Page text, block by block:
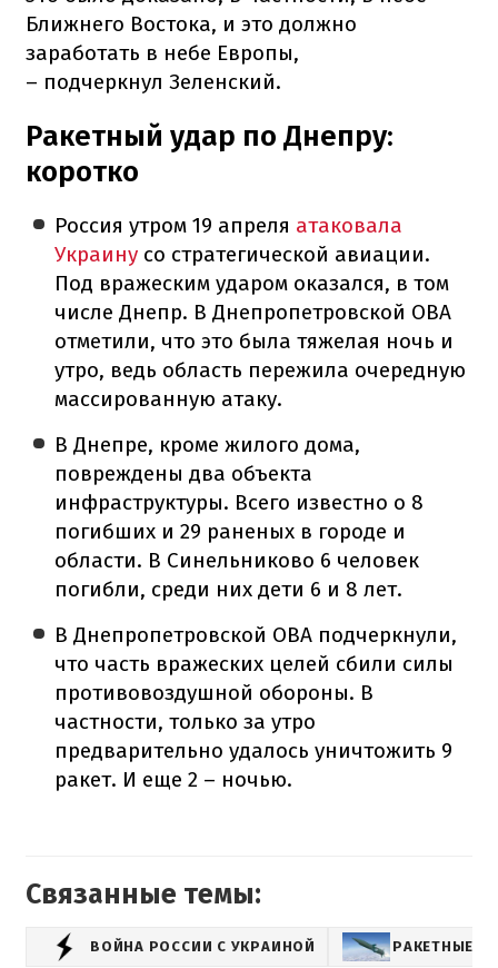
Ближнего Востока, и это должно
заработать в небе Европы,
– подчеркнул Зеленский.
Ракетный удар по Днепру:
коротко
Россия утром 19 апреля атаковала
Украину со стратегической авиации.
Под вражеским ударом оказался, в том
числе Днепр. В Днепропетровской ОВА
отметили, что это была тяжелая ночь и
утро, ведь область пережила очередную
массированную атаку.
В Днепре, кроме жилого дома,
повреждены два объекта
инфраструктуры. Всего известно о 8
погибших и 29 раненых в городе и
области. В Синельниково 6 человек
погибли, среди них дети 6 и 8 лет.
В Днепропетровской ОВА подчеркнули,
что часть вражеских целей сбили силы
противовоздушной обороны. В
частности, только за утро
предварительно удалось уничтожить 9
ракет. И еще 2 – ночью.
Связанные темы:
ВОЙНА РОССИИ С УКРАИНОЙ РАКЕТНЫЕ